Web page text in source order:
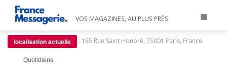
Toggle
VOS MAGAZINES, AU PLUS PRÈS
localisation actuelle : 155 Rue Saint Honoré, 75001 Paris, France
Quotidiens